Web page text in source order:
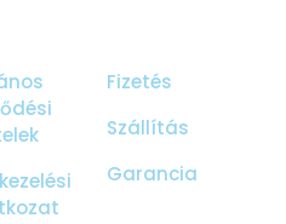
Fizetés
Szállítás
Garancia